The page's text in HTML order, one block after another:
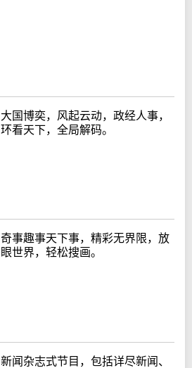
大国博奕，风起云动，政经人事，
环看天下，全局解码。
奇事趣事天下事，精彩无界限，放
眼世界，轻松搜画。
新闻杂志式节目，包括详尽新闻、